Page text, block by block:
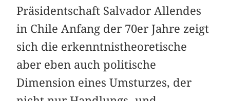
Präsidentschaft Salvador Allendes
in Chile Anfang der 70er Jahre zeigt
sich die erkenntnistheoretische
aber eben auch politische
Dimension eines Umsturzes, der